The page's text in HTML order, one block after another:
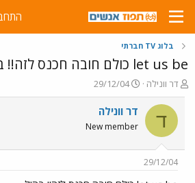
בלוג TV חברתי
let us be כולם חובה חכנס לזה!! בהול
פ
ו
ת
ח
ה
ש
דר וונילה
פ
ו
ר
ס
ם
29/12/04
ד דר וונילה
New member
29/12/04